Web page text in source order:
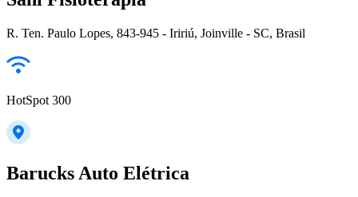
R. Ten. Paulo Lopes, 843-945 - Iririú, Joinville - SC, Brasil
HotSpot 300
Barucks Auto Elétrica